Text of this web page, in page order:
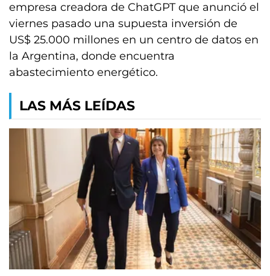
empresa creadora de ChatGPT que anunció el
viernes pasado una supuesta inversión de
US$ 25.000 millones en un centro de datos en
la Argentina, donde encuentra
abastecimiento energético.
LAS MÁS LEÍDAS